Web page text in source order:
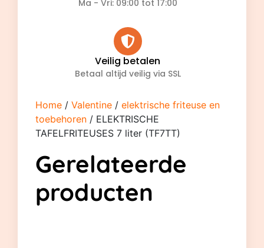
Ma - Vri: 09:00 tot 17:00
Veilig betalen
Betaal altijd veilig via SSL
Home / Valentine / elektrische friteuse en
toebehoren / ELEKTRISCHE
TAFELFRITEUSES 7 liter (TF7TT)
Gerelateerde
producten